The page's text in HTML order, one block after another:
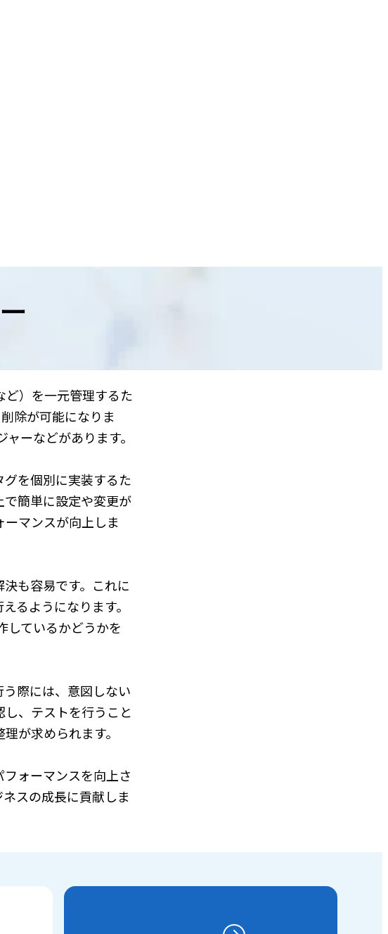
ど）を一元管理するた
除が可能になりま
ーなどがあります。
を個別に実装するた
簡単に設定や変更が
マンスが向上しま
も容易です。これに
るようになります。
しているかどうかを
際には、意図しない
、テストを行うこと
が求められます。
ォーマンスを向上さ
スの成長に貢献しま